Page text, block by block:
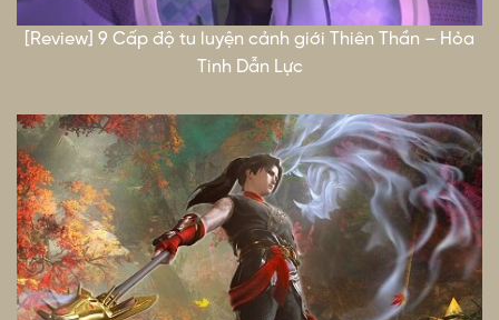
[Review] 9 Cấp độ tu luyện cảnh giới Thiên Thần – Hỏa
Tinh Dẫn Lực